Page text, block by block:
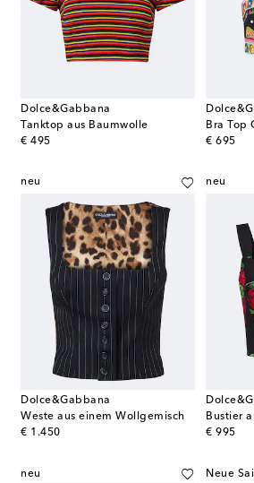
Dolce&Gabbana
Tanktop aus Baumwolle
€ 495
original price
Bra Top
€ 695
original
neu
Dolce&Gabbana
Weste aus einem Wollgemisch
€ 1.450
original price
neu
€ 995
original
neu Neue